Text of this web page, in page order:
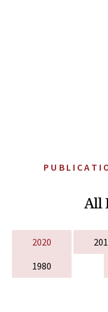
All
2020
1980